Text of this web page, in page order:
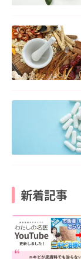
新着記事